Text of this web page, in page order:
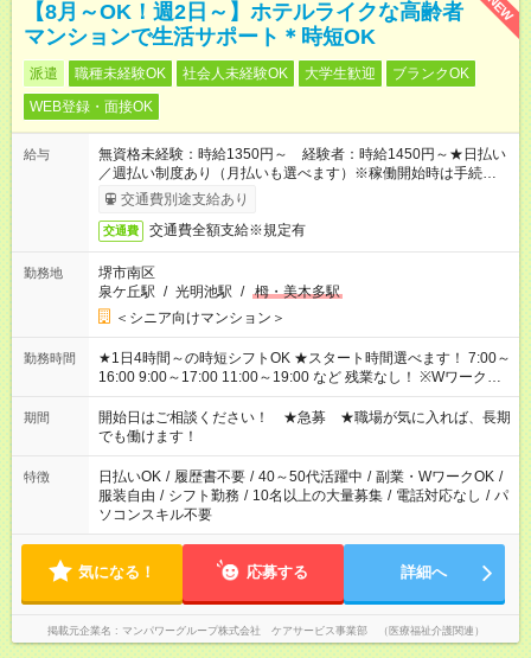
NEW
【8月～OK！週2日～】ホテルライクな高齢者
マンションで生活サポート＊時短OK
派遣 職種未経験OK 社会人未経験OK 大学生歓迎
ブランクOK
WEB登録・面接OK
給与
無資格未経験：時給1350円～ 経験者：時給1450円～★日払い
／週払い制度あり（月払いも選べます）※稼働開始時は手続き完
了次第のお支払いとなります。
交通費別途支給あり
交通費 交通費全額支給※規定有
勤務地
堺市南区
泉ケ丘駅 / 光明池駅 / 栂・美木多駅
＜シニア向けマンション＞
勤務時間
★1日4時間～の時短シフトOK ★スタート時間選べます！ 7:00～
16:00 9:00～17:00 11:00～19:00 など 残業なし！ ※Wワークの
場合、他のお仕事と合わせ週40時間超の就業はご案内できませ
ん ※法令に基づき、週20時間以上勤務は社会保険への加入対象
となります ※労働者派遣法（日雇い派遣の原則禁止）により、
短時間・短期間の就業はご案内が難しい場合があります
期間
開始日はご相談ください！ ★急募 ★職場が気に入れば、長期
でも働けます！
特徴 日払いOK / 履歴書不要 / 40～50代活躍中 / 副業・WワークOK /
服装自由 / シフト勤務 / 10名以上の大量募集 / 電話対応なし / パ
ソコンスキル不要
気になる！ 応募する 詳細へ
掲載元企業名 マンパワーグループ株式会社 ケアサービス事業部 （医療福祉介護関連）